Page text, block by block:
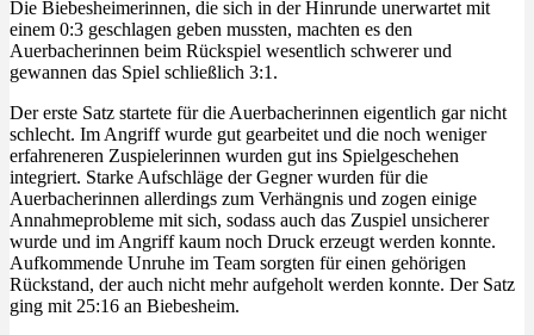
Die Biebesheimerinnen, die sich in der Hinrunde unerwartet mit
einem 0:3 geschlagen geben mussten, machten es den
Auerbacherinnen beim Rückspiel wesentlich schwerer und
gewannen das Spiel schließlich 3:1.
Der erste Satz startete für die Auerbacherinnen eigentlich gar nicht
schlecht. Im Angriff wurde gut gearbeitet und die noch weniger
erfahreneren Zuspielerinnen wurden gut ins Spielgeschehen
integriert. Starke Aufschläge der Gegner wurden für die
Auerbacherinnen allerdings zum Verhängnis und zogen einige
Annahmeprobleme mit sich, sodass auch das Zuspiel unsicherer
wurde und im Angriff kaum noch Druck erzeugt werden konnte.
Aufkommende Unruhe im Team sorgten für einen gehörigen
Rückstand, der auch nicht mehr aufgeholt werden konnte. Der Satz
ging mit 25:16 an Biebesheim.